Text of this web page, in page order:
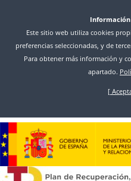
Este sitio web utiliza cookies
preferencias seleccionadas, y de
Para obtener más información y
apartado.
[